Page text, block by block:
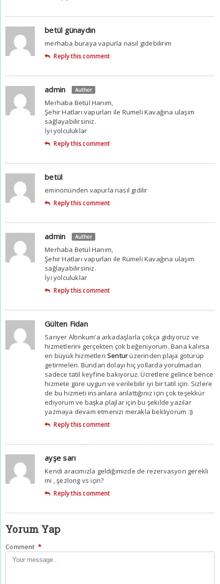
betül günaydın
merhaba.buraya vapurla nasıl gidebilirim
Reply this comment
admin Author
Merhaba Betül Hanım,
Şehir Hatları vapurları ile Rumeli Kavağına ulaşım
sağlayabilirsiniz.
İyi yolculuklar
Reply this comment
betül
eminönünden vapurla nasıl gidilir
Reply this comment
admin Author
Merhaba Betül Hanım,
Şehir Hatları vapurları ile Rumeli Kavağına ulaşım
sağlayabilirsiniz.
İyi yolculuklar
Reply this comment
Gülten Fidan
Sarıyer Altınkum’a arkadaşlarla çokça gidiyoruz ve
hizmetlerini gerçekten çok beğeniyorum. Bana kalırsa
en büyük hizmetleriSenturüzerinden plaja götürüp
getirmeleri. Bundan dolayı hiç yollarda yorulmadan
sadece tatil keyfine bakıyoruz. Ücretlere gelince bence
hizmete göre uygun ve verilebilir iyi bir tatil için. Sizlere
de bu hizmeti insanlara anlattığınız için çok teşekkür
ediyorum ve başka plajlar için bu şekilde yazılar
yazmaya devam etmenizi merakla bekliyorum :))
Reply this comment
ayşe sarı
Kendi aracımızla geldiğimizde de rezervasyon gerekli
mi , şezlong vs için?
Reply this comment
Yorum Yap
Comment *